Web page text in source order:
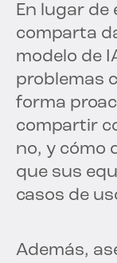
En lugar de
comparta
modelo de
problemas
forma
compartir
no, y cómo
que sus
casos de
Además,